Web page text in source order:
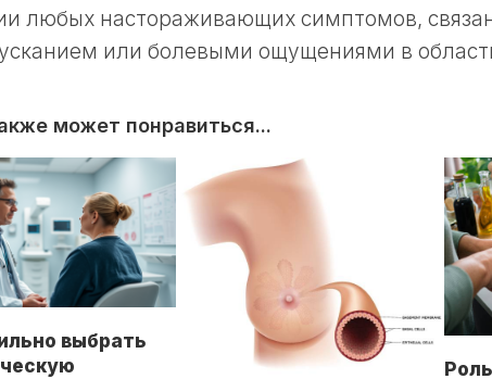
любых настораживающих симптомов,
или болевыми ощущениями в
может понравиться...
выбрать